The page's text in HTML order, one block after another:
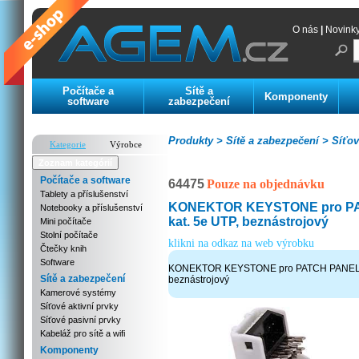
O nás
Počítače a
software
Sítě a
zabezpečení
Komponenty
Kategorie
Výrobce
Počítače a software
Tablety a příslušenství
Notebooky a příslušenství
Mini počítače
Stolní počítače
Čtečky knih
Software
Sítě a zabezpečení
Kamerové systémy
Síťové aktivní prvky
Síťové pasivní prvky
Kabeláž pro sítě a wifi
Komponenty
Sítě a zabezpečení >
Produkty >
64475Pouze na objednávku
KONEKTOR KEYSTONE pro
kat. 5e UTP, beznástrojový
klikni na odkaz na web výrobku
KONEKTOR KEYSTONE pro PATCH
beznástrojový